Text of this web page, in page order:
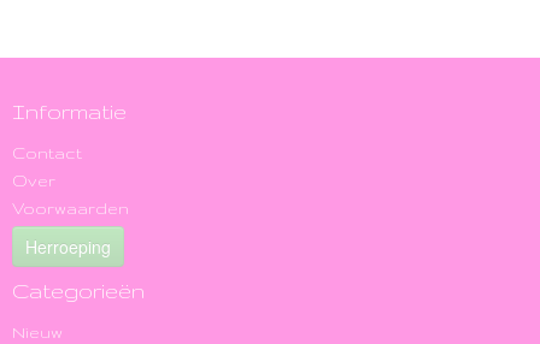
Informatie
Contact
Over
Voorwaarden
Herroeping
Categorieën
Nieuw